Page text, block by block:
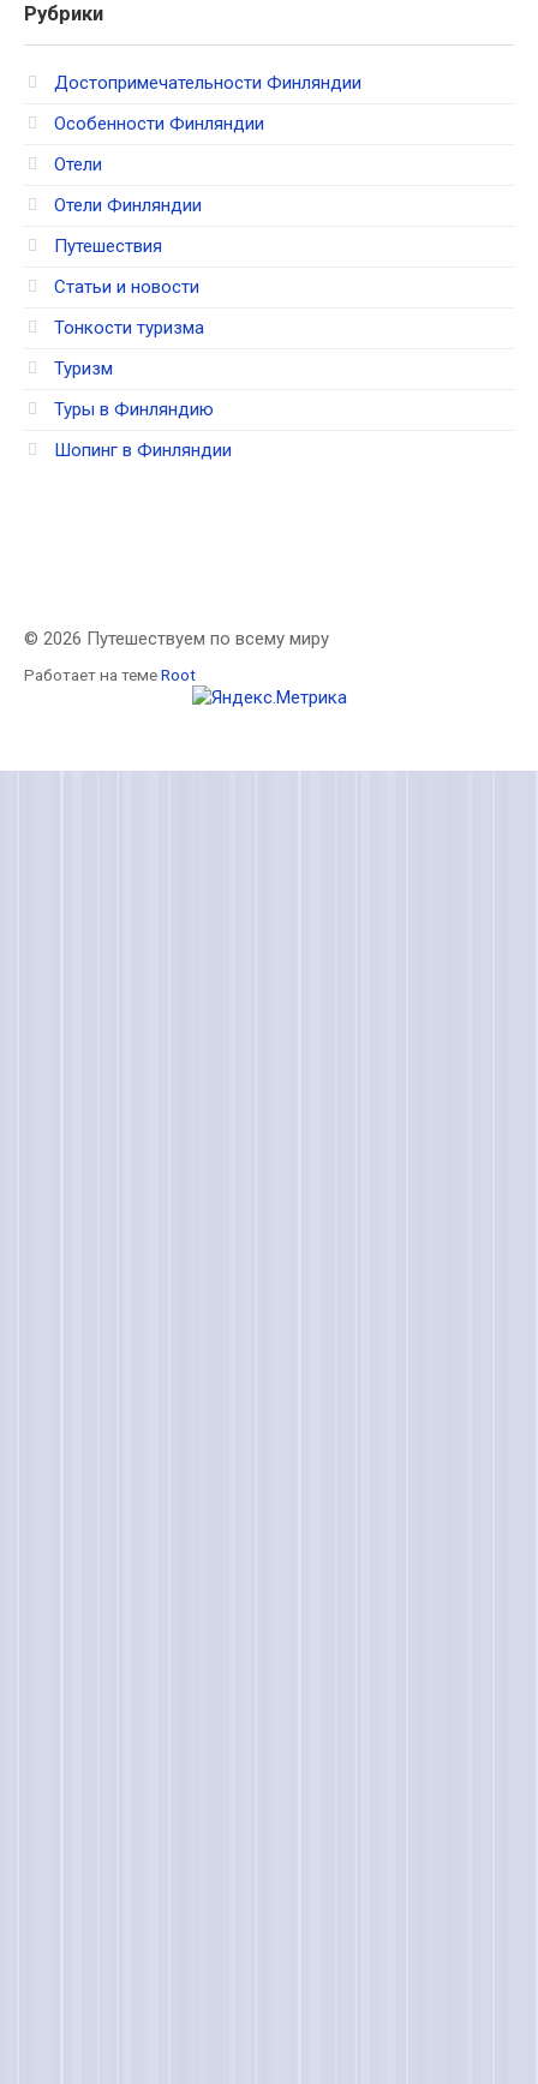
Рубрики
Достопримечательности Финляндии
Особенности Финляндии
Отели
Отели Финляндии
Путешествия
Статьи и новости
Тонкости туризма
Туризм
Туры в Финляндию
Шопинг в Финляндии
© 2026 Путешествуем по всему миру
Работает на темеRoot